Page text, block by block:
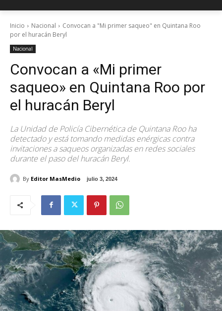
Inicio Nacional
Convocan a "Mi primer saqueo" en Quintana Roo
por el huracán Beryl
Nacional
Convocan a «Mi primer
saqueo» en Quintana Roo por
el huracán Beryl
La Unidad de Policía Cibernética de Quintana Roo ha
detectado y está tomando medidas enérgicas contra
invitaciones a saqueos organizadas en redes sociales
durante el paso del huracán Beryl.
By Editor MasMedio julio 3, 2024